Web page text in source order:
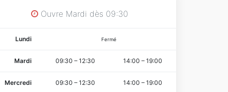
Ouvre Mardi dès 09:30
Lundi Fermé
Mardi 09:30 – 12:30 14:00 – 19:00
Mercredi 09:30 – 12:30 14:00 – 19:00